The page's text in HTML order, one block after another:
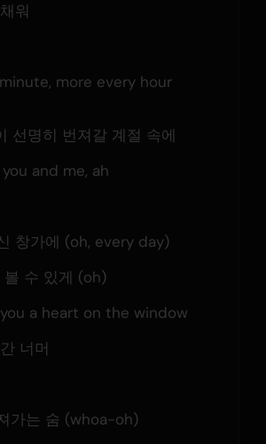
워
more every hour
선명히 번져갈 계절 속에
and me, ah
창가에 (oh, every day)
볼 수 있게 (oh)
a heart on the window
너머
가는 숨 (whoa-oh)